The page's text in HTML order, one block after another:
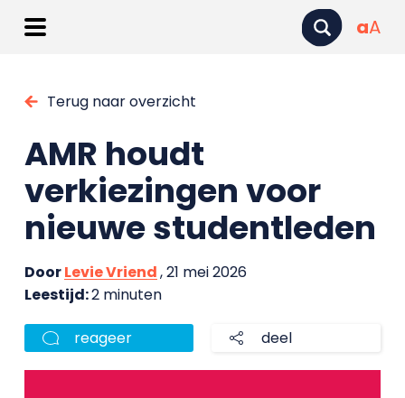
aA
Terug naar overzicht
AMR houdt
verkiezingen voor
nieuwe studentleden
DoorLevie Vriend, 21 mei 2026
Leestijd:2 minuten
reageer deel